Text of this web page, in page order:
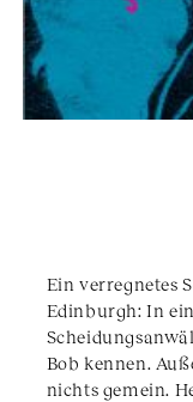
Ein verregnetes
Edinburgh: In
Bob kennen.
nichts gemein.